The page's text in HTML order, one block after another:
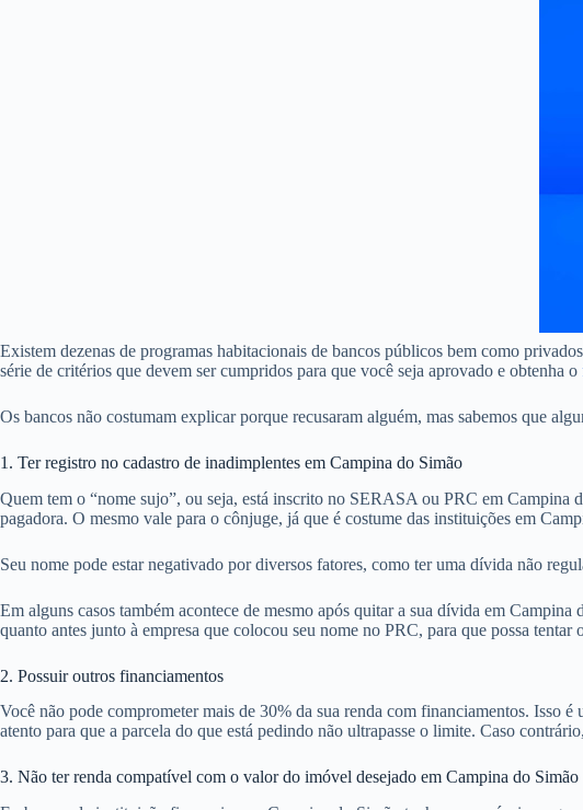
Existem dezenas de programas habitacionais de bancos públicos bem como
série de critérios que devem ser cumpridos para que você seja aprovado e obtenha o
Os bancos não costumam explicar porque recusaram alguém, mas sabemos que
1. Ter registro no cadastro de inadimplentes em Campina do Simão
Quem tem o “nome sujo”, ou seja, está inscrito no SERASA ou PRC em Campina
pagadora. O mesmo vale para o cônjuge, já que é costume das instituições em
Seu nome pode estar negativado por diversos fatores, como ter uma dívida não
Em alguns casos também acontece de mesmo após quitar a sua dívida em
quanto antes junto à empresa que colocou seu nome no PRC, para que possa
2. Possuir outros financiamentos
Você não pode comprometer mais de 30% da sua renda com financiamentos. Isso
atento para que a parcela do que está pedindo não ultrapasse o limite. Caso
3. Não ter renda compatível com o valor do imóvel desejado em Campina do Simão